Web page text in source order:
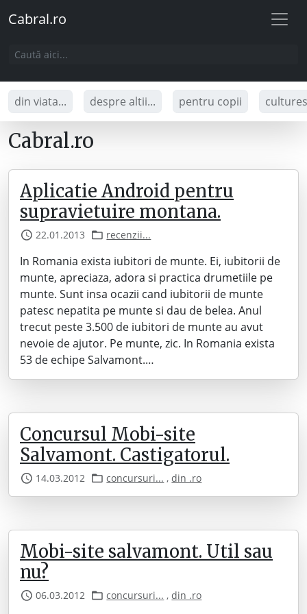
Cabral.ro
din viata... despre altii... pentru copii
Cabral.ro
Aplicatie Android pentru
supravietuire montana.
22.01.2013 recenzii...
In Romania exista iubitori de munte. Ei, iubitorii de
munte, apreciaza, adora si practica drumetiile pe
munte. Sunt insa ocazii cand iubitorii de munte
patesc nepatita pe munte si dau de belea. Anul
trecut peste 3.500 de iubitori de munte au avut
nevoie de ajutor. Pe munte, zic. In Romania exista
53 de echipe Salvamont.…
Concursul Mobi-site
Salvamont. Castigatorul.
14.03.2012 concursuri... ,din .ro
Mobi-site salvamont. Util sau
nu?
06.03.2012 concursuri... ,din .ro